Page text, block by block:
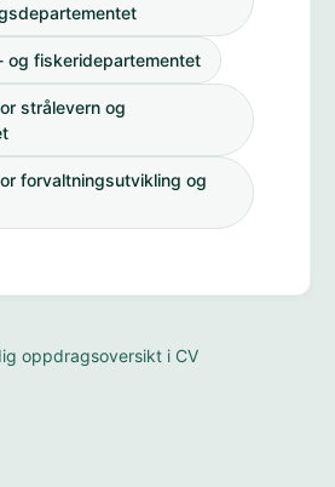
og fiskeridepartementet
strålevern og
forvaltningsutvikling og
oppdragsoversikt i CV